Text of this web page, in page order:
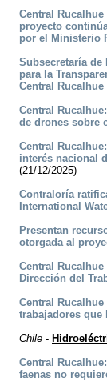
Central
proyecto
por el Ministerio
Subsecretaría
para la
Central Rucalhue
Central
de drones sobre
Central
interés nacional
(21/12/2025)
Contraloría
International
Presentan
otorgada al
Central
Dirección del
Central
trabajadores que
Chile -
Central
faenas no